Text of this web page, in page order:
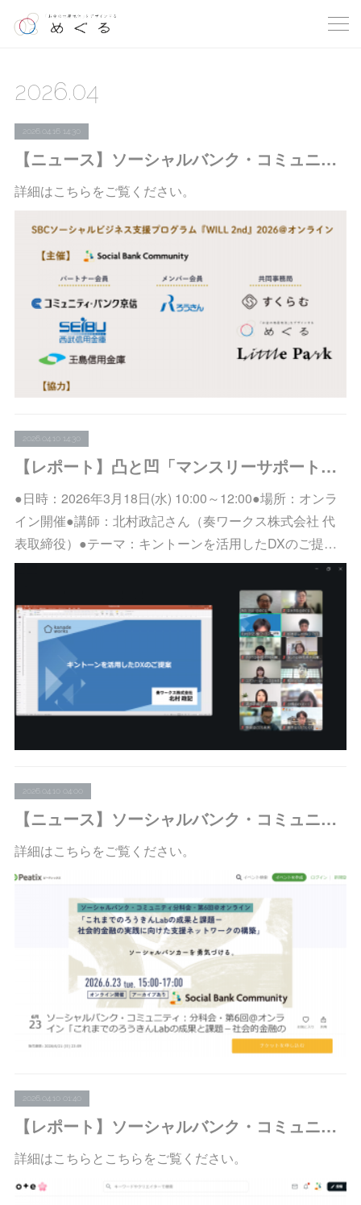
2026.04
2026.04.16 14:30
【ニュース】ソーシャルバンク・コミュニティ：「SBCソーシャルビジネス支援プログラム『WILL 2nd』2026＠オンライン」支援先の募集を開始しました
詳細はこちらをご覧ください。
2026.04.10 14:30
【レポート】凸と凹「マンスリーサポートプログラム」登録先向け集合研修vol.37を開催しました
●日時：2026年3月18日(水) 10:00～12:00●場所：オンラ
イン開催●講師：北村政記さん（奏ワークス株式会社 代
表取締役）●テーマ：キントーンを活用したDXのご提…
2026.04.10 04:00
【ニュース】ソーシャルバンク・コミュニティ：分科会・第6回＠オンライン「これまでのろうきんLabの成果と課題－社会的金融の実践に向けた支援ネットワークの構築」の参加者募集を開始しました
詳細はこちらをご覧ください。
2026.04.10 01:40
【レポート】ソーシャルバンク・コミュニティ：SBCラボ2026＠西武信用金庫「今、ソーシャルバンカーが知っておきたい『遺贈寄付』と『“志金”源の多様化』」を開催しました
詳細はこちらとこちらをご覧ください。